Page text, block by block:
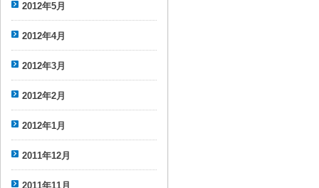
2012年5月
2012年4月
2012年3月
2012年2月
2012年1月
2011年12月
2011年11月